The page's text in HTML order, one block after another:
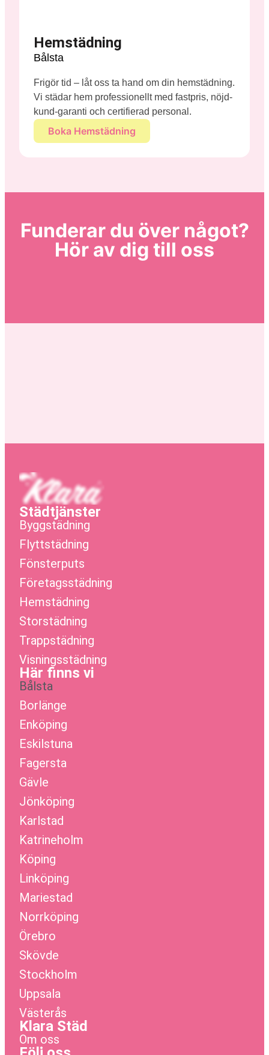
Hemstädning
Bålsta
Frigör tid – låt oss ta hand om din hemstädning.
Vi städar hem professionellt med fastpris, nöjd-
kund-garanti och certifierad personal.
Boka Hemstädning
Funderar du över något?
Hör av dig till oss
Städtjänster
Byggstädning
Flyttstädning
Fönsterputs
Företagsstädning
Hemstädning
Storstädning
Trappstädning
Visningsstädning
Här finns vi
Bålsta
Borlänge
Enköping
Eskilstuna
Fagersta
Gävle
Jönköping
Karlstad
Katrineholm
Köping
Linköping
Mariestad
Norrköping
Örebro
Skövde
Stockholm
Uppsala
Västerås
Klara Städ
Om oss